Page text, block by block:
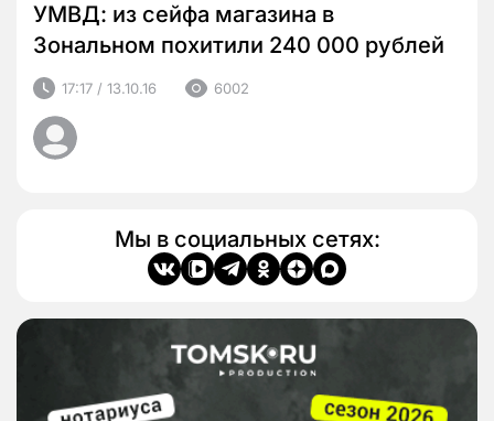
УМВД: из сейфа магазина в
Зональном похитили 240 000 рублей
17:17 / 13.10.16 6002
Мы в социальных сетях: